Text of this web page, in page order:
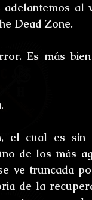
al
Dead Zone.
Es más
el cual es sin
de los más
ve truncada
de la